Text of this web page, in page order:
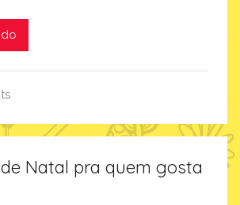
Natal pra quem gosta